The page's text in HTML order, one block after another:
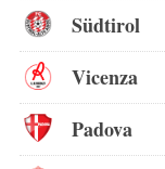
Südtirol
Vicenza
Padova